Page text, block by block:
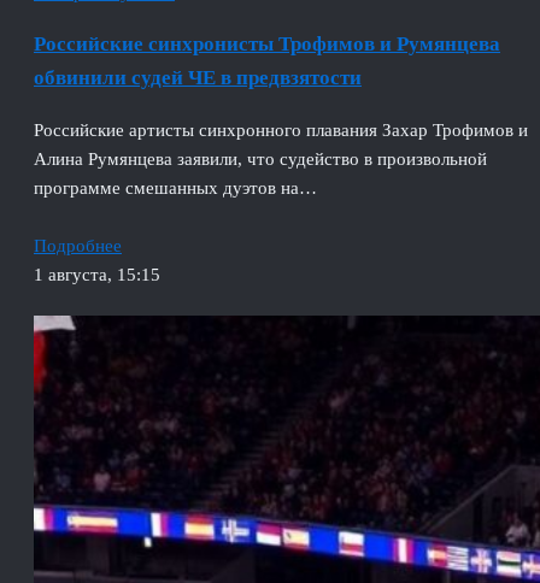
Российские синхронисты Трофимов и Румянцева
обвинили судей ЧЕ в предвзятости
Российские артисты синхронного плавания Захар Трофимов и
Алина Румянцева заявили, что судейство в произвольной
программе смешанных дуэтов на…
Подробнее
1 августа, 15:15